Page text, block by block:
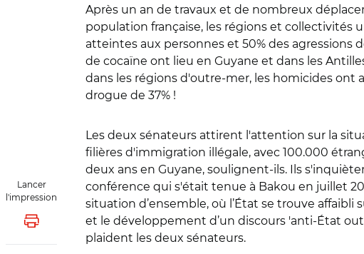
Lancer
l'impression
Lancer l'impression
Après un an de travaux et de nombreux
population française, les régions et collectivités
atteintes aux personnes et 50% des agressions
de cocaïne ont lieu en Guyane et dans les
dans les régions d'outre-mer, les homicides ont
drogue de 37% !
Les deux sénateurs attirent l'attention sur la
filières d'immigration illégale, avec 100.000
deux ans en Guyane, soulignent-ils. Ils
conférence qui s'était tenue à Bakou en juillet
situation d’ensemble, où l’État se trouve
et le développement d’un discours 'anti-État
plaident les deux sénateurs.